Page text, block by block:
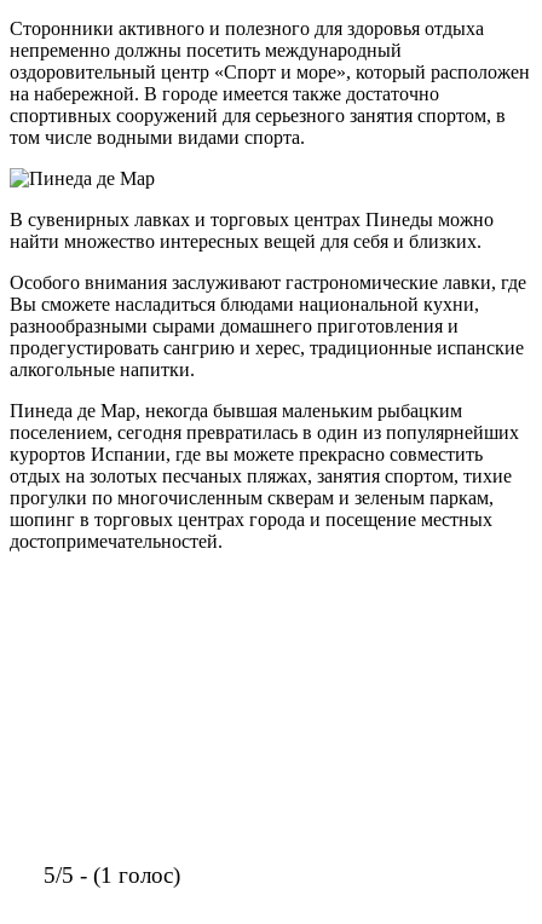
Сторонники активного и полезного для здоровья отдыха
непременно должны посетить международный
оздоровительный центр «Спорт и море», который расположен
на набережной. В городе имеется также достаточно
спортивных сооружений для серьезного занятия спортом, в
том числе водными видами спорта.
В сувенирных лавках и торговых центрах Пинеды можно
найти множество интересных вещей для себя и близких.
Особого внимания заслуживают гастрономические лавки, где
Вы сможете насладиться блюдами национальной кухни,
разнообразными сырами домашнего приготовления и
продегустировать сангрию и херес, традиционные испанские
алкогольные напитки.
Пинеда де Мар, некогда бывшая маленьким рыбацким
поселением, сегодня превратилась в один из популярнейших
курортов Испании, где вы можете прекрасно совместить
отдых на золотых песчаных пляжах, занятия спортом, тихие
прогулки по многочисленным скверам и зеленым паркам,
шопинг в торговых центрах города и посещение местных
достопримечательностей.
5/5 - (1 голос)